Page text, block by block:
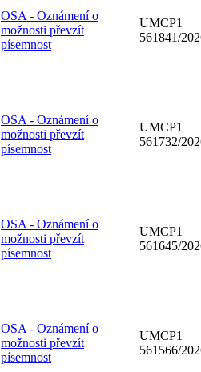
OSA - Oznámení o
možnosti převzít
písemnost
UMCP1
561841/
OSA - Oznámení o
možnosti převzít
písemnost
UMCP1
561732/
OSA - Oznámení o
možnosti převzít
písemnost
UMCP1
561645/
OSA - Oznámení o
možnosti převzít
písemnost
UMCP1
561566/